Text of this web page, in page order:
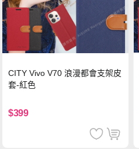
CITY Vivo V70 浪漫都會支架皮
套-紅色
$399